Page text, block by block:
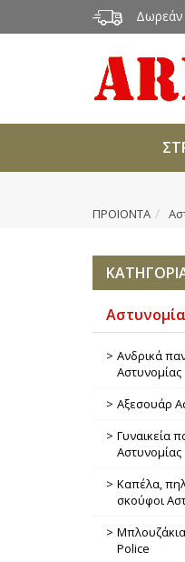
Δωρεάν
ΠΡΟΙΟΝΤΑ
Αστυνομία
Ανδρικά
Αστυνομίας
Αξεσουάρ
Γυναικεία
Αστυνομίας
Καπέλα,
σκούφοι
Police